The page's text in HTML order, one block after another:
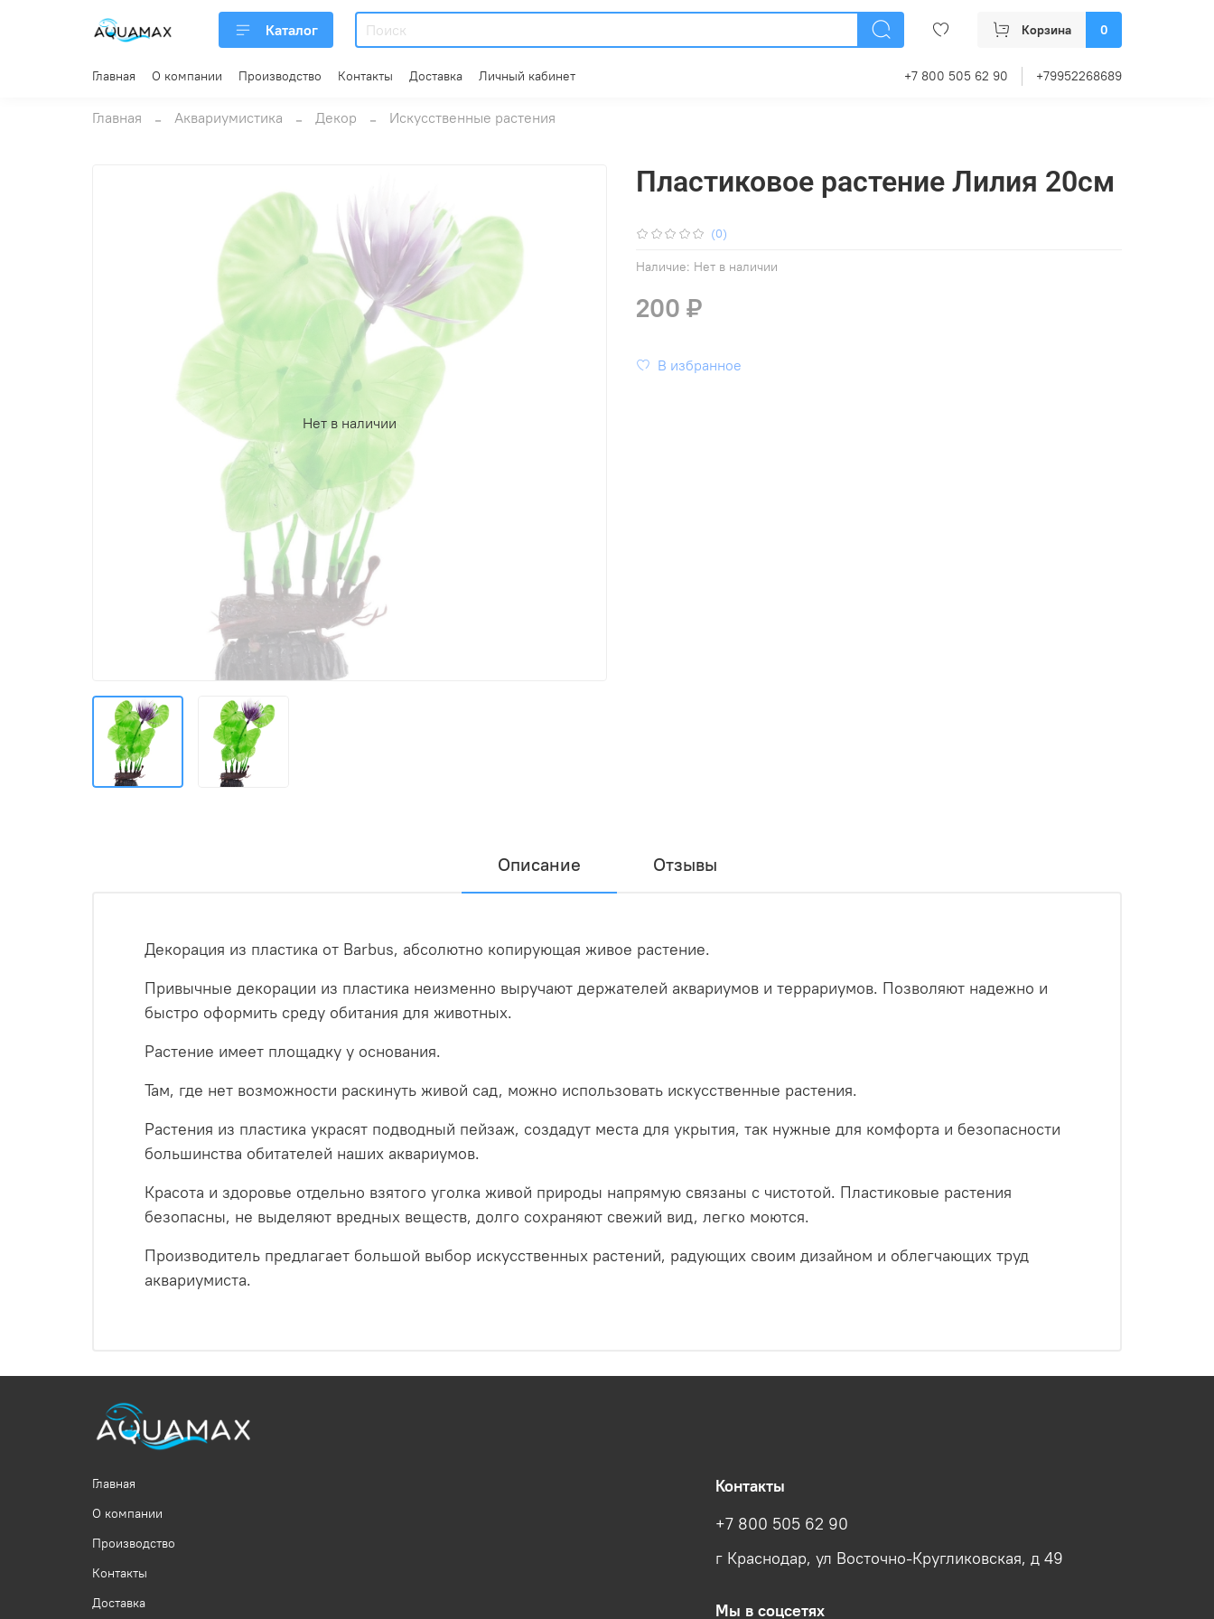
Каталог Корзина 0
Главная О компании Производство Контакты Доставка Личный кабинет +7 800 505 62 90 +79952268689
Главная Аквариумистика Декор Искусственные растения
Нет в наличии
(0)
Наличие: Нет в наличии
Пластиковое растение Лилия 20см
200 ₽
В избранное
Описание Отзывы
Декорация из пластика от Barbus, абсолютно копирующая живое растение.
Привычные декорации из пластика неизменно выручают держателей аквариумов и террариумов. Позволяют надежно и
быстро оформить среду обитания для животных.
Растение имеет площадку у основания.
Там, где нет возможности раскинуть живой сад, можно использовать искусственные растения.
Растения из пластика украсят подводный пейзаж, создадут места для укрытия, так нужные для комфорта и безопасности
большинства обитателей наших аквариумов.
Красота и здоровье отдельно взятого уголка живой природы напрямую связаны с чистотой. Пластиковые растения
безопасны, не выделяют вредных веществ, долго сохраняют свежий вид, легко моются.
Производитель предлагает большой выбор искусственных растений, радующих своим дизайном и облегчающих труд
аквариумиста.
Главная
О компании
Производство
Контакты
Доставка
Контакты
+7 800 505 62 90
г Краснодар, ул Восточно-Кругликовская, д 49
Мы в соцсетях